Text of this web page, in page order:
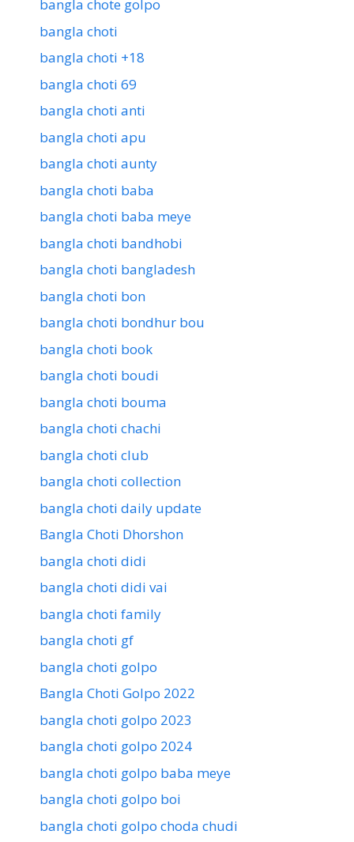
bangla chote golpo
bangla choti
bangla choti +18
bangla choti 69
bangla choti anti
bangla choti apu
bangla choti aunty
bangla choti baba
bangla choti baba meye
bangla choti bandhobi
bangla choti bangladesh
bangla choti bon
bangla choti bondhur bou
bangla choti book
bangla choti boudi
bangla choti bouma
bangla choti chachi
bangla choti club
bangla choti collection
bangla choti daily update
Bangla Choti Dhorshon
bangla choti didi
bangla choti didi vai
bangla choti family
bangla choti gf
bangla choti golpo
Bangla Choti Golpo 2022
bangla choti golpo 2023
bangla choti golpo 2024
bangla choti golpo baba meye
bangla choti golpo boi
bangla choti golpo choda chudi